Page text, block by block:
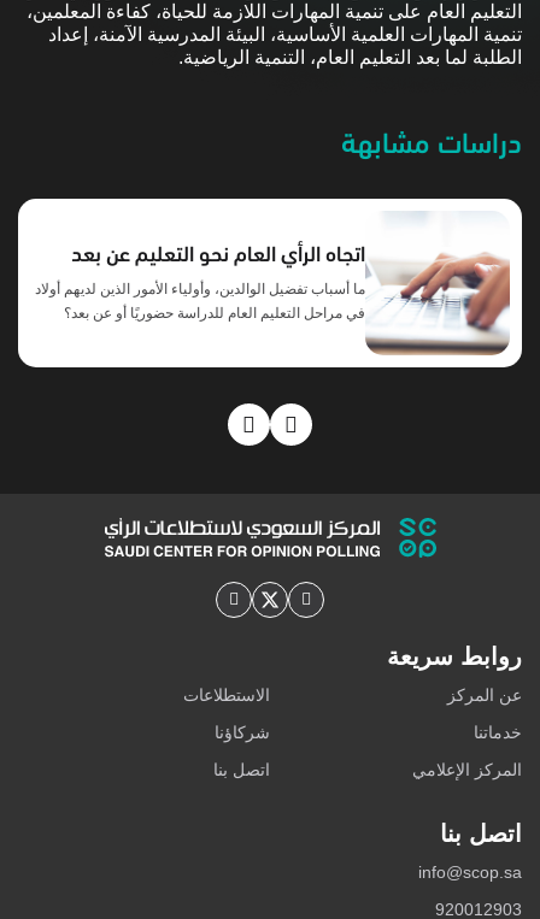
التعليم العام على تنمية المهارات اللازمة للحياة، كفاءة المعلمين،
تنمية المهارات العلمية الأساسية، البيئة المدرسية الآمنة، إعداد
الطلبة لما بعد التعليم العام، التنمية الرياضية.
دراسات مشابهة
اتجاه الرأي العام نحو التعليم عن بعد
ما أسباب تفضيل الوالدين، وأولياء الأمور الذين لديهم أولاد
في مراحل التعليم العام للدراسة حضوريًا أو عن بعد؟
روابط سريعة
عن المركز
الاستطلاعات
خدماتنا
شركاؤنا
المركز الإعلامي
اتصل بنا
اتصل بنا
info@scop.sa
920012903